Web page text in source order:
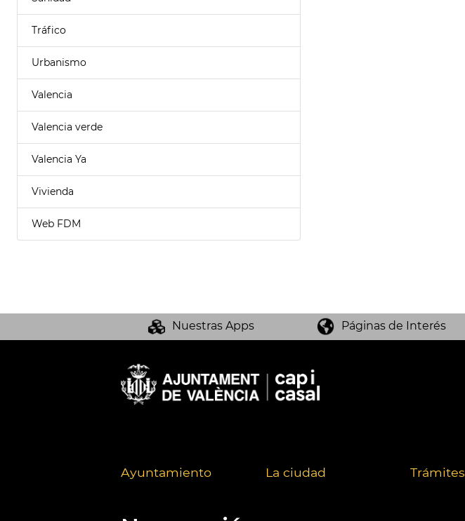
Tráfico
Urbanismo
Valencia
Valencia verde
Valencia Ya
Vivienda
Web FDM
Nuestras Apps Páginas de Interés
Ayuntamiento La ciudad Trámites